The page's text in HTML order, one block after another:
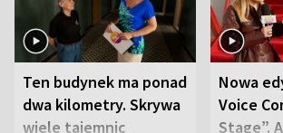
Ten budynek ma ponad
dwa kilometry. Skrywa
wiele tajemnic
Nowa
Voice
Stage”.